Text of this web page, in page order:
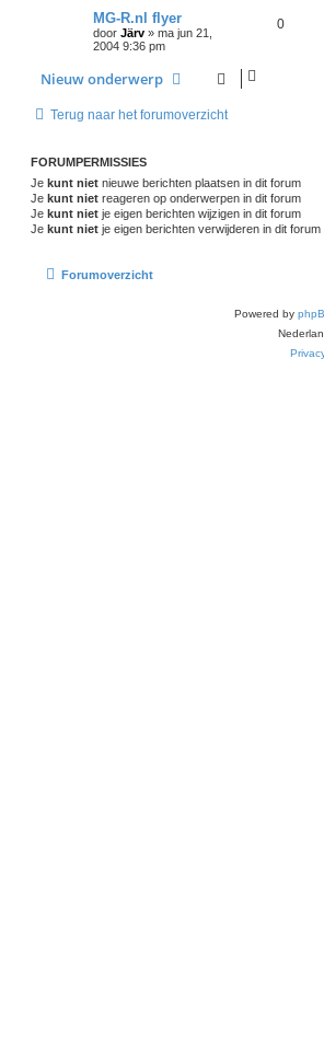
MG-R.nl flyer
door Järv » ma jun 21,
2004 9:36 pm
0
Nieuw onderwerp
Terug naar het forumoverzicht
FORUMPERMISSIES
Je kunt niet nieuwe berichten plaatsen in dit forum
Je kunt niet reageren op onderwerpen in dit forum
Je kunt niet je eigen berichten wijzigen in dit forum
Je kunt niet je eigen berichten verwijderen in dit forum
Forumoverzicht
Powered by